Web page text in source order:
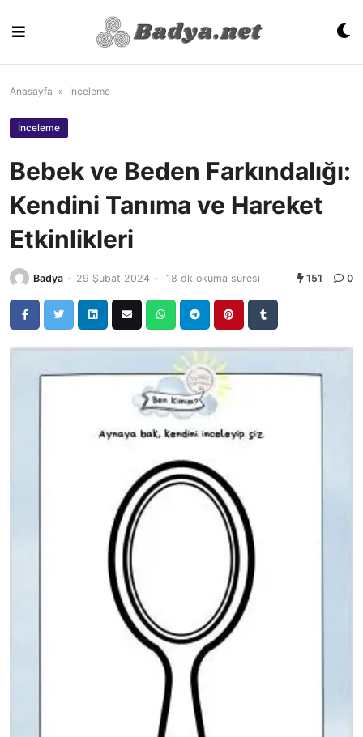
content
Anasayfa » İnceleme
İnceleme
Bebek ve Beden Farkındalığı:
Kendini Tanıma ve Hareket
Etkinlikleri
Badya - 29 Şubat 2024 - 18 dk okuma süresi 151 0